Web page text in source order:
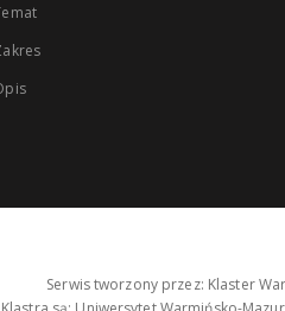
Serwis tworzony przez: Klaster